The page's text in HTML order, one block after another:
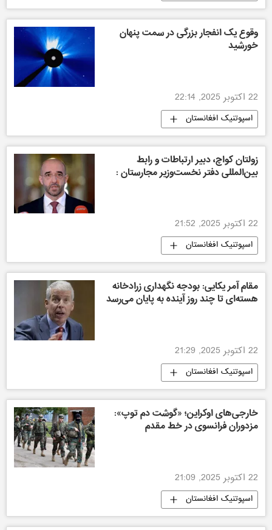
وقوع یک انفجار بزرگی در سمت پنهان
خورشید
22 اکتوبر 2025, 22:14
اسپوتنیک افغانستان
زولتان کواچ، دبیر ارتباطات و رابط
بین‌المللی دفتر نخست‌وزیر مجارستان :
22 اکتوبر 2025, 21:52
اسپوتنیک افغانستان
مقام آمر یکایی: بودجه نگهداری زرادخانه
هسته‌ای تا چند روز آینده به پایان می‌رسد
22 اکتوبر 2025, 21:29
اسپوتنیک افغانستان
خارجی‌های اوکراین؛ «گوشت دم توپ»:
مزدوران فرانسوی در خط مقدم
22 اکتوبر 2025, 21:09
اسپوتنیک افغانستان